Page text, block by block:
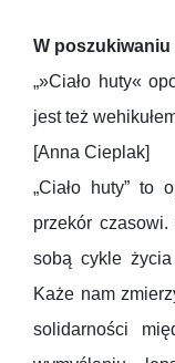
W
„»Ciało huty«
jest też
[Anna Cieplak]
„Ciało huty” to
przekór
sobą cykle
Każe nam
solidarności